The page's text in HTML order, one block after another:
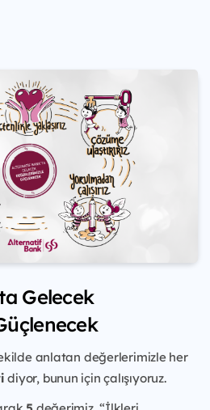
Gelecek
anlatan değerlerimizle her
diyor, bunun için çalışıyoruz.